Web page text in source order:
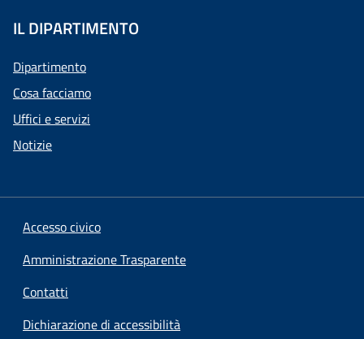
IL DIPARTIMENTO
Dipartimento
Cosa facciamo
Uffici e servizi
Notizie
Accesso civico
Amministrazione Trasparente
Contatti
Dichiarazione di accessibilità